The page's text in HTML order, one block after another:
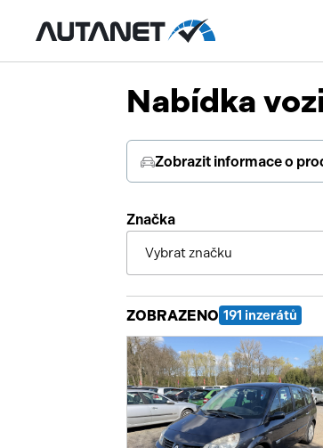
Nabídka
Zobrazit informace o
Značka
Vybrat značku
ZOBRAZENO 191 inzerátů